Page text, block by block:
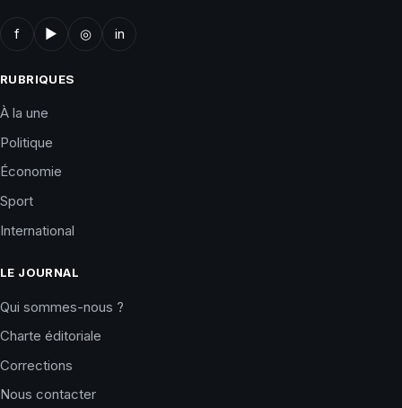
f ▶ ◎ in
RUBRIQUES
À la une
Politique
Économie
Sport
International
LE JOURNAL
Qui sommes-nous ?
Charte éditoriale
Corrections
Nous contacter